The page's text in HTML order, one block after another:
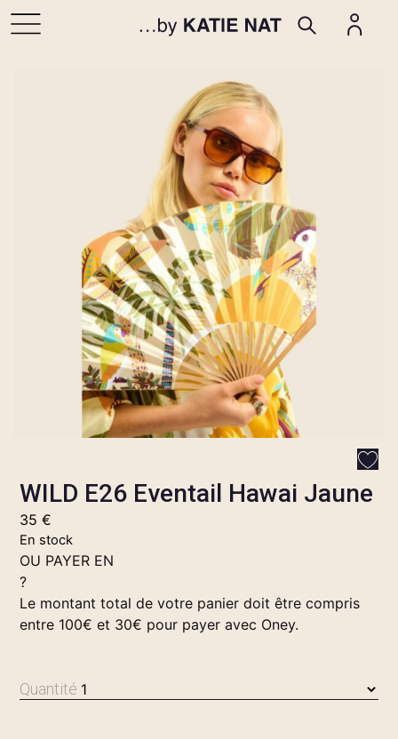
WILD E26 Eventail Hawai Jaune
35€
En stock
OU PAYER EN
?
Le montant total de votre panier doit être compris
entre 100€ et 30€ pour payer avec Oney.
Quantité